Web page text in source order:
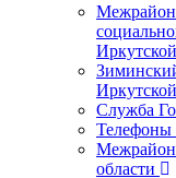
Служба
Телефоны
области